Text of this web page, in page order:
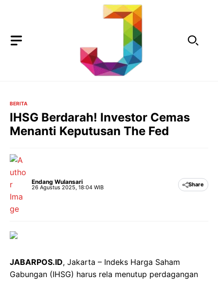
BERITA
IHSG Berdarah! Investor Cemas
Menanti Keputusan The Fed
Endang Wulansari
26 Agustus 2025, 18:04 WIB Share
JABARPOS.ID, Jakarta – Indeks Harga Saham
Gabungan (IHSG) harus rela menutup perdagangan